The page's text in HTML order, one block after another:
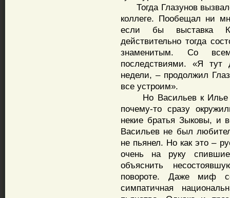
Тогда Глазунов
коллеге. Пообещал ни
если бы выставка
действительно тогда
знаменитым. Со
последствиями. «Я
недели, – продолжил
все устроим».
Но Васильев к Илье
почему-то сразу
некие братья Зыковы, и
Васильев не был
не пьянел. Но как это –
очень на руку
объяснить
повороте. Даже миф
симпатичная